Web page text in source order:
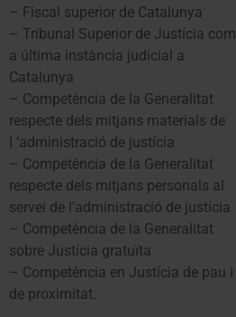
– Fiscal superior de Catalunya
– Tribunal Superior de Justícia com
a última instància judicial a
Catalunya
– Competència de la Generalitat
respecte dels mitjans materials de
l ’administració de justícia
– Competència de la Generalitat
respecte dels mitjans personals al
servei de l’administració de justícia
– Competència de la Generalitat
sobre Justícia gratuïta
– Competència en Justícia de pau i
de proximitat.